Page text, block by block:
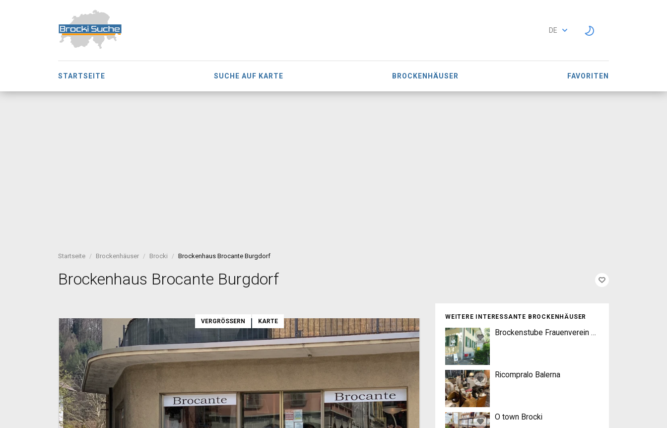
DE
STARTSEITE SUCHE AUF KARTE BROCKENHÄUSER FAVORITEN
Startseite Brockenhäuser Brocki Brockenhaus Brocante Burgdorf
Brockenhaus Brocante Burgdorf
WEITERE INTERESSANTE BROCKENHÄUSER
Brockenstube Frauenverein Thun
Ricompralo Balerna
O town Brocki
VERGRÖSSERN KARTE